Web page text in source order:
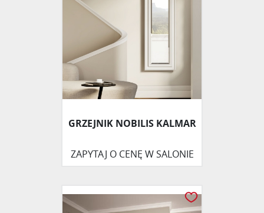
GRZEJNIK NOBILIS KALMAR
ZAPYTAJ O CENĘ W SALONIE